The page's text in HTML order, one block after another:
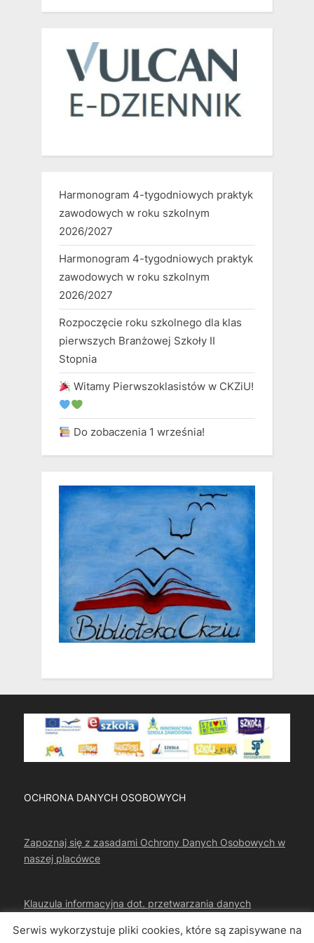
Harmonogram 4-tygodniowych praktyk
zawodowych w roku szkolnym
2026/2027
Harmonogram 4-tygodniowych praktyk
zawodowych w roku szkolnym
2026/2027
Rozpoczęcie roku szkolnego dla klas
pierwszych Branżowej Szkoły II
Stopnia
Witamy Pierwszoklasistów w CKZiU!
Do zobaczenia 1 września!
OCHRONA DANYCH OSOBOWYCH
Zapoznaj się z zasadami Ochrony Danych Osobowych w
naszej placówce
Klauzula informacyjna dot. przetwarzania danych
Serwis wykorzystuje pliki cookies, które są zapisywane na